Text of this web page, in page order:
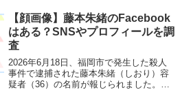
さん。今後の活躍が期待されて...
【顔画像】藤本朱緒のFacebook
はある？SNSやプロフィールを調
査
2026年6月18日、福岡市で発生した殺人
事件で逮捕された藤本朱緒（しおり）容
疑者（36）の名前が報じられました。事